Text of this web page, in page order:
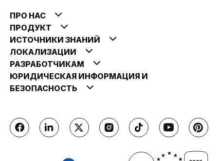
ПРО НАС
ПРОДУКТ
ИСТОЧНИКИ ЗНАНИЙ
ЛОКАЛИЗАЦИИ
РАЗРАБОТЧИКАМ
ЮРИДИЧЕСКАЯ ИНФОРМАЦИЯ И
БЕЗОПАСНОСТЬ